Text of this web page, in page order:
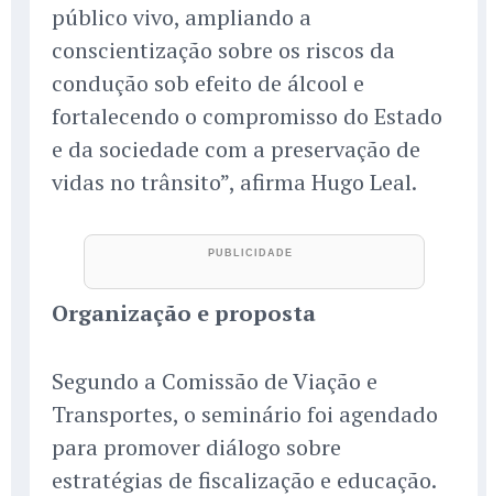
público vivo, ampliando a
conscientização sobre os riscos da
condução sob efeito de álcool e
fortalecendo o compromisso do Estado
e da sociedade com a preservação de
vidas no trânsito”, afirma Hugo Leal.
Organização e proposta
Segundo a Comissão de Viação e
Transportes, o seminário foi agendado
para promover diálogo sobre
estratégias de fiscalização e educação.